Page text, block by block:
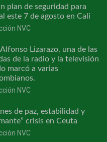
plan de seguridad para
este 7 de agosto en Cali
NVC
Lizarazo, una de las
de la radio y la televisión
marcó a varias
NVC
de paz, estabilidad y
crisis en Ceuta
NVC